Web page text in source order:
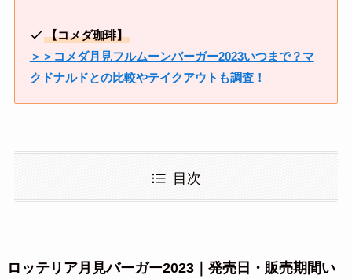
【コメダ珈琲】
＞＞コメダ月見フルムーンバーガー2023いつまで？マ
クドナルドとの比較やテイクアウトも調査！
目次
ロッテリア月見バーガー2023｜発売日・販売期間い